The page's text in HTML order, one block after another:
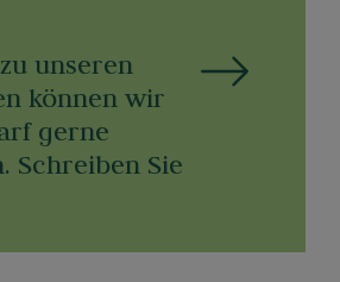
unseren
können wir
gerne
Schreiben Sie